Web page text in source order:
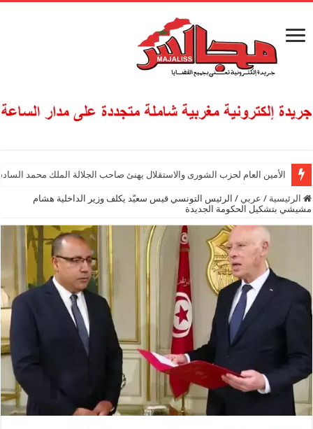
الأمين العام لحزب الشورى والاستقلال يهنئ صاحب الجلالة الملك محمد
الرئيسية / عربي / الرئيس التونسي قيس سعيّد يكلف وزير الداخلية هشام
مشيشي بتشكيل الحكومة الجديدة